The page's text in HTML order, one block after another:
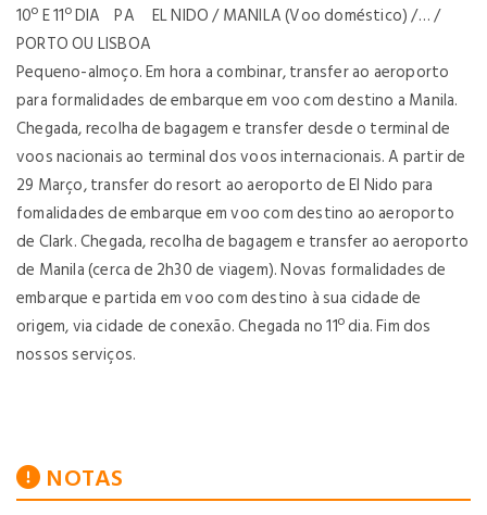
10º E 11º DIA PA EL NIDO / MANILA (Voo doméstico) /… /
PORTO OU LISBOA
Pequeno-almoço. Em hora a combinar, transfer ao aeroporto
para formalidades de embarque em voo com destino a Manila.
Chegada, recolha de bagagem e transfer desde o terminal de
voos nacionais ao terminal dos voos internacionais. A partir de
29 Março, transfer do resort ao aeroporto de El Nido para
fomalidades de embarque em voo com destino ao aeroporto
de Clark. Chegada, recolha de bagagem e transfer ao aeroporto
de Manila (cerca de 2h30 de viagem). Novas formalidades de
embarque e partida em voo com destino à sua cidade de
origem, via cidade de conexão. Chegada no 11º dia. Fim dos
nossos serviços.
NOTAS